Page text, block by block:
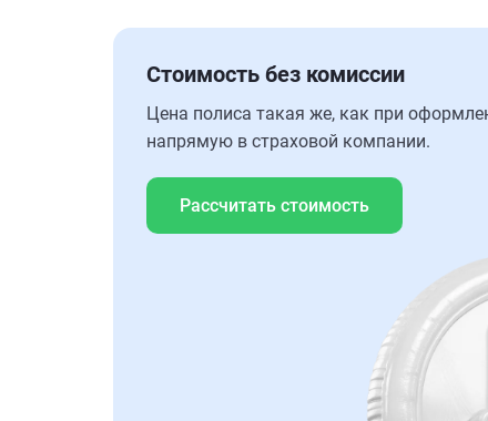
Стоимость без комиссии
Цена полиса такая же, как при
напрямую в страховой компании.
Рассчитать стоимость